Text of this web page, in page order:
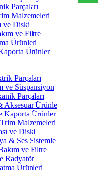
Parçaları
Malzemeleri
ve Diski
ve Filtre
Ürünleri
Ürünler
Parçaları
ve Süspansiyon
Parçaları
Aksesuar Ürünle
Kaporta Ürünler
Malzemeleri
ve Diski
& Ses Sistemle
ve Filtre
Radyatör
Ürünleri